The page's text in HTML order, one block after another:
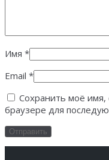
Имя *
Email *
Сохранить моё имя,
браузере для